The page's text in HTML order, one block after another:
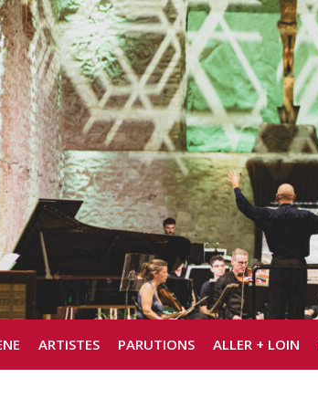
ARTISTES PARUTIONS ALLER + LOIN